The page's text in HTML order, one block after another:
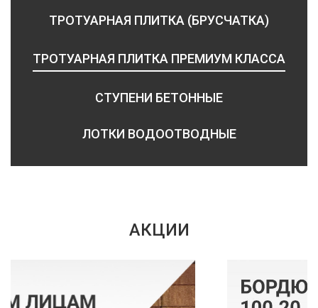
ТРОТУАРНАЯ ПЛИТКА (БРУСЧАТКА)
ТРОТУАРНАЯ ПЛИТКА ПРЕМИУМ КЛАССА
СТУПЕНИ БЕТОННЫЕ
ЛОТКИ ВОДООТВОДНЫЕ
АКЦИИ